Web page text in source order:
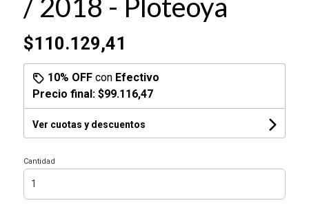
/ 2018 - Ploteoya
$110.129,41
10% OFFcon Efectivo
Precio final: $99.116,47
Ver cuotas y descuentos
Cantidad